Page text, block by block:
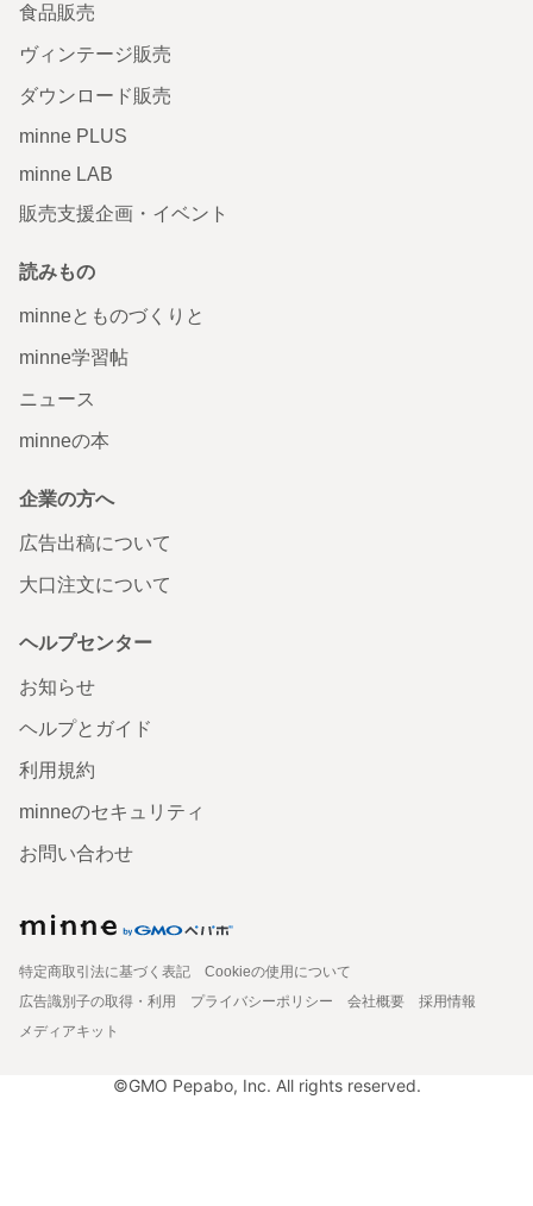
食品販売
ヴィンテージ販売
ダウンロード販売
minne PLUS
minne LAB
販売支援企画・イベント
読みもの
minneとものづくりと
minne学習帖
ニュース
minneの本
企業の方へ
広告出稿について
大口注文について
ヘルプセンター
お知らせ
ヘルプとガイド
利用規約
minneのセキュリティ
お問い合わせ
特定商取引法に基づく表記
Cookieの使用について
広告識別子の取得・利用
プライバシーポリシー 会社概要
採用情報
メディアキット
©GMO Pepabo, Inc. All rights reserved.